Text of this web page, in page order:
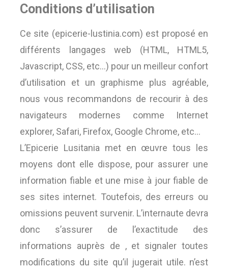
Conditions d’utilisation
Ce site (epicerie-lustinia.com) est proposé en
différents langages web (HTML, HTML5,
Javascript, CSS, etc…) pour un meilleur confort
d’utilisation et un graphisme plus agréable,
nous vous recommandons de recourir à des
navigateurs modernes comme Internet
explorer, Safari, Firefox, Google Chrome, etc…
L’Epicerie Lusitania met en œuvre tous les
moyens dont elle dispose, pour assurer une
information fiable et une mise à jour fiable de
ses sites internet. Toutefois, des erreurs ou
omissions peuvent survenir. L’internaute devra
donc s’assurer de l’exactitude des
informations auprès de , et signaler toutes
modifications du site qu’il jugerait utile. n’est